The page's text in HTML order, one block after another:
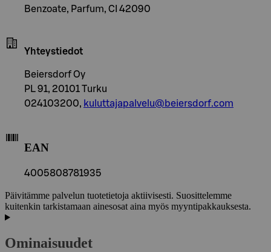
Benzoate, Parfum, CI 42090
Yhteystiedot
Beiersdorf Oy
PL 91, 20101 Turku
024103200, kuluttajapalvelu@beiersdorf.com
EAN
4005808781935
Päivitämme palvelun tuotetietoja aktiivisesti. Suosittelemme
kuitenkin tarkistamaan ainesosat aina myös myyntipakkauksesta.
Ominaisuudet